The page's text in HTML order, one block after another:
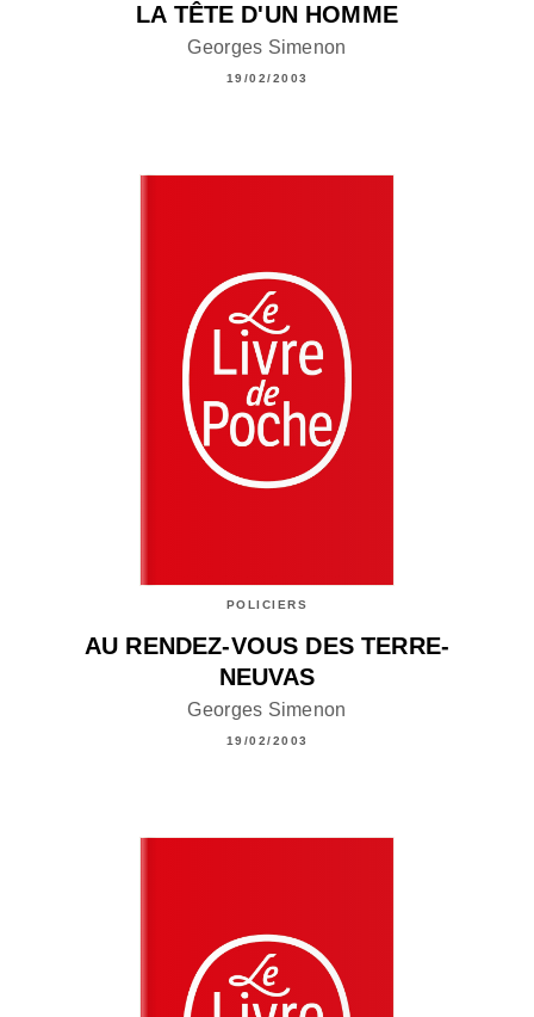
LA TÊTE D'UN HOMME
Georges Simenon
19/02/2003
POLICIERS
AU RENDEZ-VOUS DES TERRE-
NEUVAS
Georges Simenon
19/02/2003